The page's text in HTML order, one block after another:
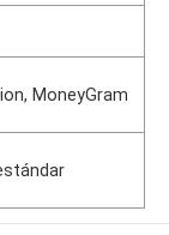
MoneyGram